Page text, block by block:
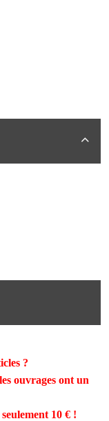

?
ouvrages ont un
10 €!